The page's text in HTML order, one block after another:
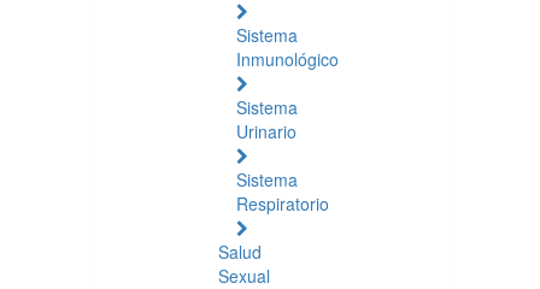
Sistema
Inmunológico
Sistema
Urinario
Sistema
Respiratorio
Salud
Sexual